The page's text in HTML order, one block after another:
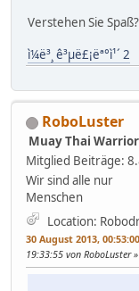
Verstehen Sie Spaß?
ì¼ë³¸ ê³µë£¡ëª°ì¹´ 2
RoboLuster
Muay Thai Warrior
Mitglied Beiträge:
Wir sind alle nur
Menschen
Location:
30 August 2013, 00:53:00
19:33:55 von RoboLuster